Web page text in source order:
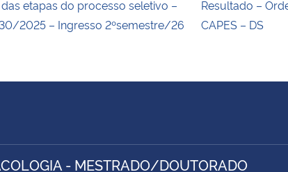
etapas do processo seletivo –
2025 – Ingresso 2ºsemestre/26
Resultado –
CAPES – DS
- MESTRADO/DOUTORADO